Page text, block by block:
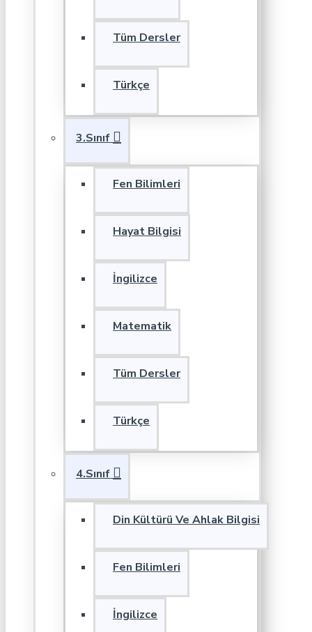
Tüm Dersler
Türkçe
3.Sınıf
Fen Bilimleri
Hayat Bilgisi
İngilizce
Matematik
Tüm Dersler
Türkçe
4.Sınıf
Din Kültürü Ve Ahlak Bilgisi
Fen Bilimleri
İngilizce